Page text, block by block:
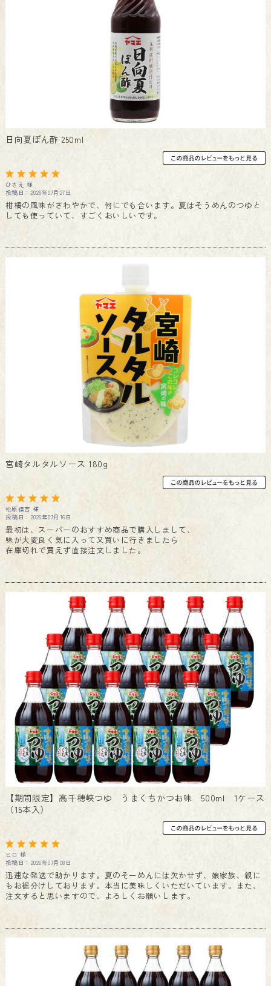
日向夏ぽん酢 250ml
ひさえ 様
投稿日：2026年07月27日
柑橘の風味がさわやかで、何にでも合います。夏はそうめんのつゆと
しても使っていて、すごくおいしいです。
宮崎タルタルソース 180g
松原信吉 様
投稿日：2026年07月16日
最初は、スーパーのおすすめ商品で購入しまして、
味が大変良く気に入って又買いに行きましたら
在庫切れで買えず直接注文しました。
【期間限定】高千穂峡つゆ うまくちかつお味 500ml 1ケース
（15本入）
ヒロ 様
投稿日：2026年07月08日
迅速な発送で助かります。夏のそーめんには欠かせず、娘家族、親に
もお裾分けしております。本当に美味しくいただいています。また、
注文すると思いますので、よろしくお願いします。